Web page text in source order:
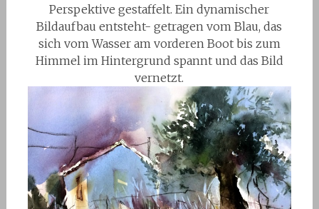
Perspektive gestaffelt. Ein dynamischer
Bildaufbau entsteht- getragen vom Blau, das
sich vom Wasser am vorderen Boot bis zum
Himmel im Hintergrund spannt und das Bild
vernetzt.